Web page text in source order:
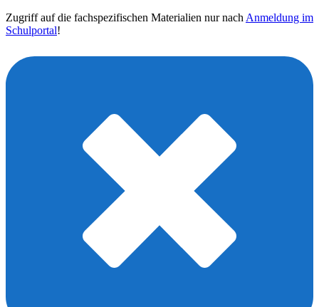
Zugriff auf die fachspezifischen Materialien nur nach Anmeldung im
Schulportal!